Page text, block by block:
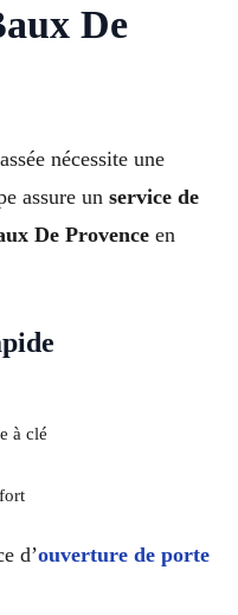
De
nécessite une
assure un service de
De Provence en
à clé
d’ouverture de porte